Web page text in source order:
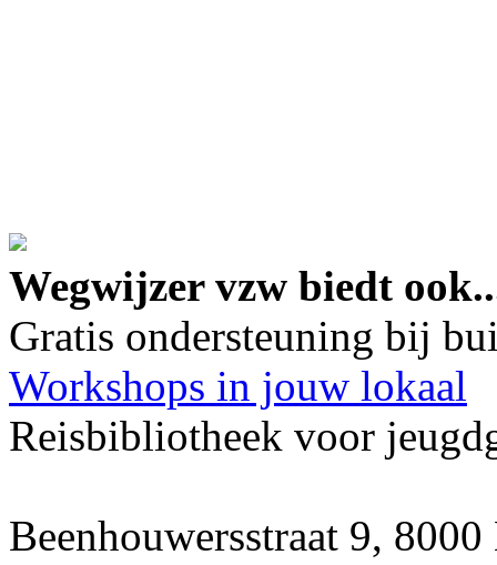
Wegwijzer vzw biedt
Gratis ondersteuning bij
Workshops in jouw lokaal
Reisbibliotheek voor
Beenhouwersstraat 9,